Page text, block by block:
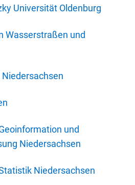
Universität Oldenburg
Wasserstraßen und
und
Niedersachsen
Niedersachsen